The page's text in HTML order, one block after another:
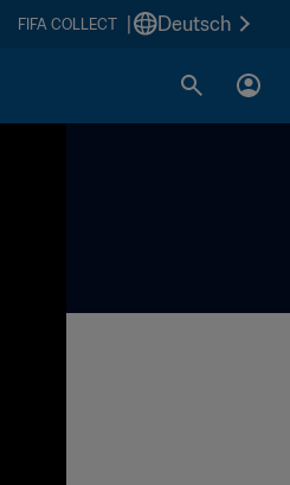
FIFA COLLECT Deutsch